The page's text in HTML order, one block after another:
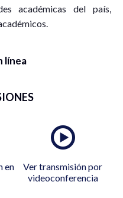
académicas del país,
línea
en
Ver transmisión por
videoconferencia